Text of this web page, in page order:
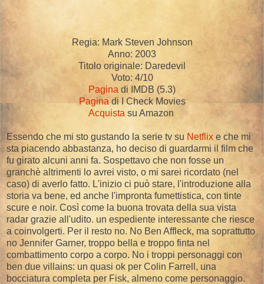
Regia: Mark Steven Johnson
Anno: 2003
Titolo originale: Daredevil
Voto: 4/10
Pagina di IMDB (5.3)
Paginadi I Check Movies
Acquista su Amazon
Essendo che mi sto gustando la serie tv su Netflix e che mi
sta piacendo abbastanza, ho deciso di guardarmi il film che
fu girato alcuni anni fa. Sospettavo che non fosse un
granchè altrimenti lo avrei visto, o mi sarei ricordato (nel
caso) di averlo fatto. L'inizio ci può stare, l'introduzione alla
storia va bene, ed anche l'impronta fumettistica, con tinte
scure e noir. Così come la buona trovata della sua vista
radar grazie all'udito. un espediente interessante che riesce
a coinvolgerti. Per il resto no. No Ben Affleck, ma soprattutto
no Jennifer Garner, troppo bella e troppo finta nel
combattimento corpo a corpo. No i troppi personaggi con
ben due villains: un quasi ok per Colin Farrell, una
bocciatura completa per Fisk, almeno come personaggio.